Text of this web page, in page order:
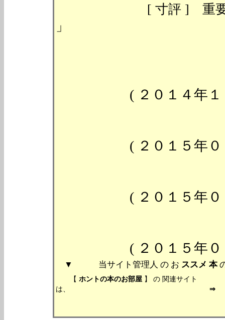
[ 寸評 ] 重要！「 新
」
( ２０１４年１
( ２０１５年０
( ２０１５年０
( ２０１５年０
▼ 当サイト管理人 の お ススメ 本
【ホントの本のお部屋 】 の 関連サイト
は、